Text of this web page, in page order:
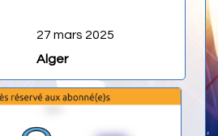
27 mars 2025
Alger